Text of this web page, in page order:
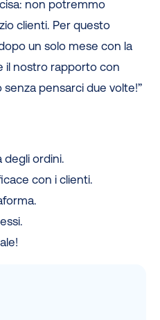
non potremmo
clienti. Per questo
un solo mese con la
il nostro rapporto con
pensarci due volte!”
degli ordini.
con i clienti.